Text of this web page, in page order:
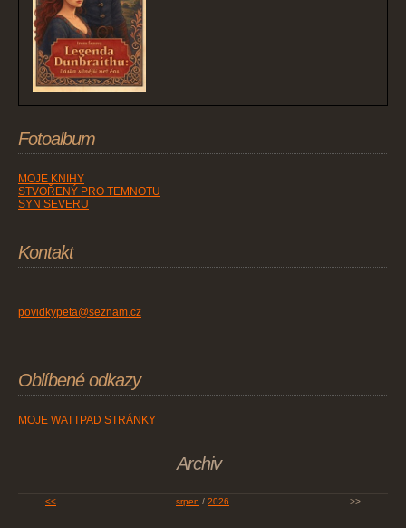
Fotoalbum
MOJE KNIHY
STVOŘENÝ PRO TEMNOTU
SYN SEVERU
Kontakt
povidkypeta@seznam.cz
Oblíbené odkazy
MOJE WATTPAD STRÁNKY
Archiv
<< srpen / 2026 >>